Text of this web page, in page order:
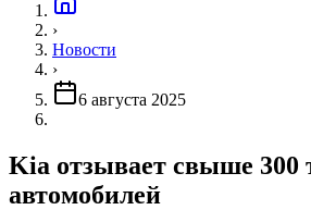
›
Новости
›
6 августа 2025
Kia отзывает свыше 300
автомобилей